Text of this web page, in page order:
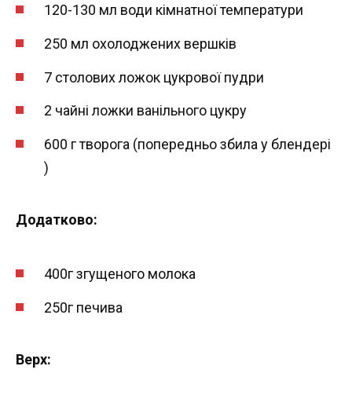
120-130 мл води кімнатної температури
250 мл охолоджених вершків
7 столових ложок цукрової пудри
2 чайні ложки ванільного цукру
600 г творога (попередньо збила у блендері
)
Додатково:
400г згущеного молока
250г печива
Верх: